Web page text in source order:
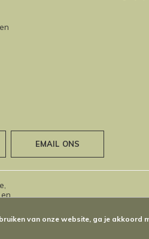
EMAIL ONS
van onze website, ga je akkoord